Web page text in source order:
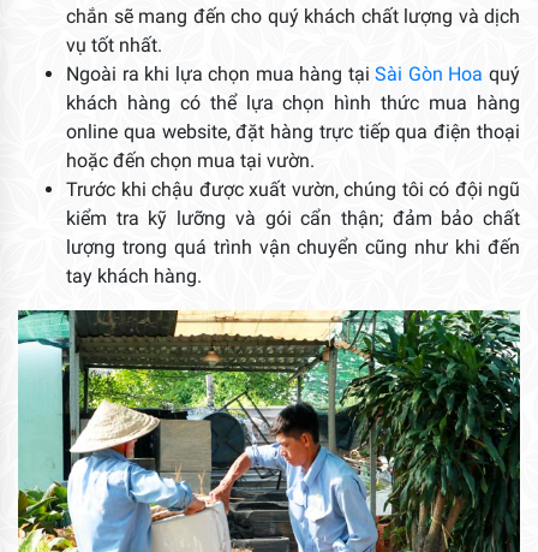
chắn sẽ mang đến cho quý khách chất lượng và dịch
vụ tốt nhất.
Ngoài ra khi lựa chọn mua hàng tạiSài Gòn Hoa quý
khách hàng có thể lựa chọn hình thức mua hàng
online qua website, đặt hàng trực tiếp qua điện thoại
hoặc đến chọn mua tại vườn.
Trước khi chậu được xuất vườn, chúng tôi có đội ngũ
kiểm tra kỹ lưỡng và gói cẩn thận; đảm bảo chất
lượng trong quá trình vận chuyển cũng như khi đến
tay khách hàng.